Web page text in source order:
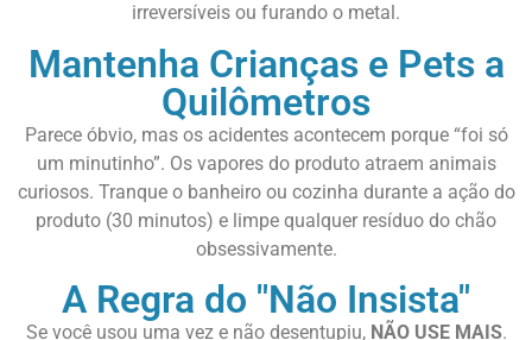
irreversíveis ou furando o metal.
Mantenha Crianças e Pets a
Quilômetros
Parece óbvio, mas os acidentes acontecem porque “foi só
um minutinho”. Os vapores do produto atraem animais
curiosos. Tranque o banheiro ou cozinha durante a ação do
produto (30 minutos) e limpe qualquer resíduo do chão
obsessivamente.
A Regra do "Não Insista"
Se você usou uma vez e não desentupiu, NÃO USE MAIS.